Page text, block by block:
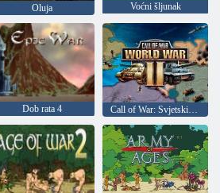
Oluja Voćni šljunak
Dob rata 4 Call of War: Svjetski rat 2